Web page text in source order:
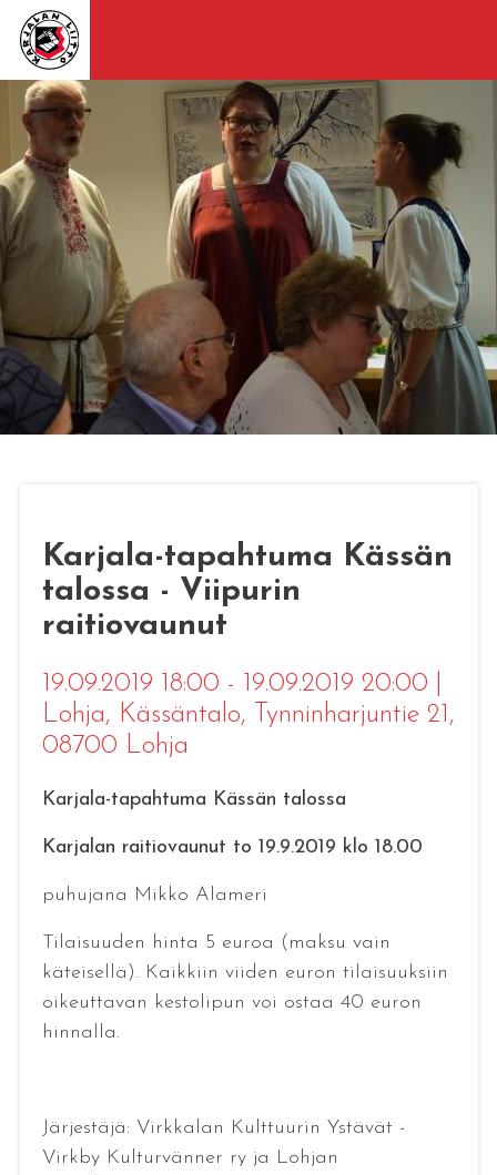
Karjala-tapahtuma Kässän
talossa - Viipurin
raitiovaunut
19.09.2019 18:00 - 19.09.2019 20:00
Lohja, Kässäntalo, Tynninharjuntie 21,
08700 Lohja
Karjala-tapahtuma Kässän talossa
Karjalan raitiovaunut to 19.9.2019 klo 18.00
puhujana Mikko Alameri
Tilaisuuden hinta 5 euroa (maksu vain
käteisellä). Kaikkiin viiden euron tilaisuuksiin
oikeuttavan kestolipun voi ostaa 40 euron
hinnalla.
Järjestäjä: Virkkalan Kulttuurin Ystävät -
Virkby Kulturvänner ry ja Lohjan